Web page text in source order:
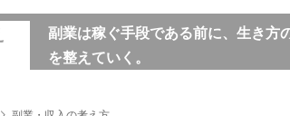
副業は稼ぐ手段である前に、生き方
を整えていく。